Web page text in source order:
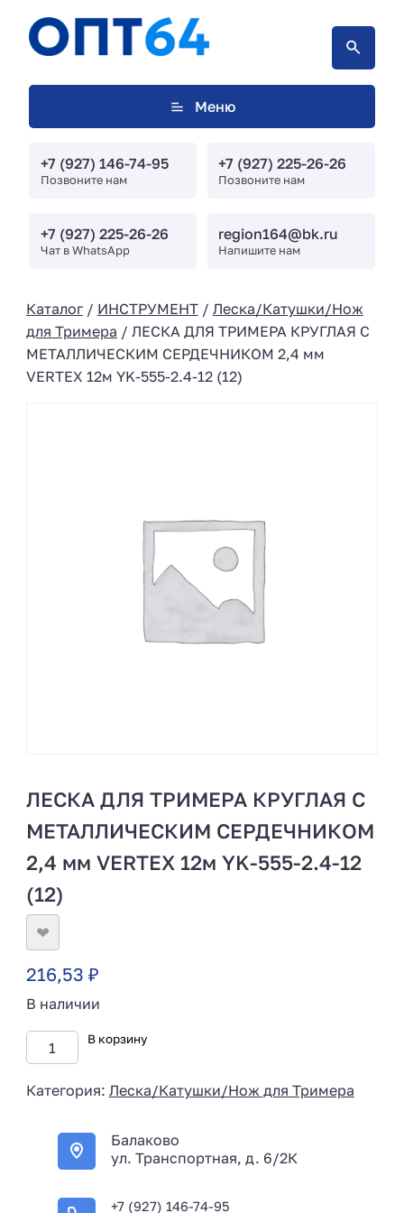
Меню
+7 (927) 146-74-95
Позвоните нам
+7 (927) 225-26-26
Позвоните нам
+7 (927) 225-26-26
Чат в WhatsApp
region164@bk.ru
Напишите нам
Каталог/ ИНСТРУМЕНТ/ Леска/Катушки/Нож
для Тримера / ЛЕСКА ДЛЯ ТРИМЕРА КРУГЛАЯ С
МЕТАЛЛИЧЕСКИМ СЕРДЕЧНИКОМ 2,4 мм
VERTEX 12м YK-555-2.4-12 (12)
ЛЕСКА ДЛЯ ТРИМЕРА КРУГЛАЯ С
МЕТАЛЛИЧЕСКИМ СЕРДЕЧНИКОМ
2,4 мм VERTEX 12м YK-555-2.4-12
(12)
❤
216,53 ₽
В наличии
В корзину
Категория: Леска/Катушки/Нож для Тримера
Балаково
ул. Транспортная, д. 6/2К
+7 (927) 146-74-95